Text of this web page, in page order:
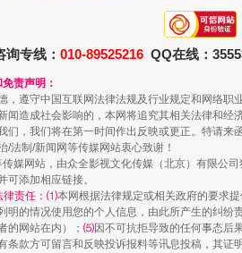
走走走！国家喊
专线： 010-89525216 QQ在线：
责声明：
，遵守中国互联网法律法规及行业规定和网络
闻造成社会影响的，本网将追究其相关法律和
们，我们将在第一时间作出反映或更正。特请
/法制/新闻网等传媒网站衷心致谢！
媒网站，由众全影视文化传媒（北京）有限公
可添加相应链接。
律责任：⑴本网根据法律规定或相关政府的要求提
的情况使用您的个人信息，由此所产生的纠纷
的网站在内）； ⑸因不可抗拒导致的任何事态后
条款方可留言和反映投诉报料等讯息投稿，其